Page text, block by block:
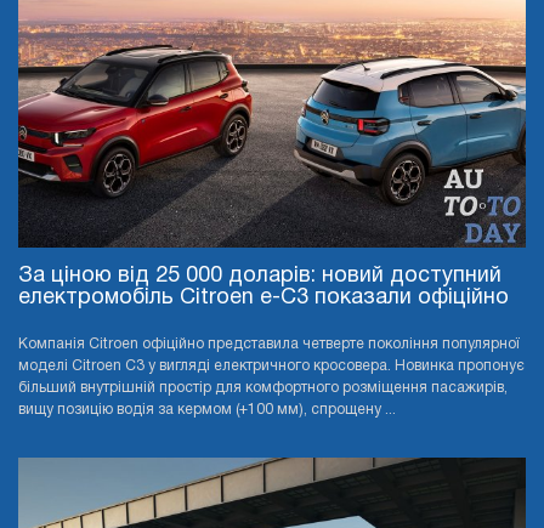
За ціною від 25 000 доларів: новий доступний
електромобіль Citroen e-C3 показали офіційно
Компанія Citroen офіційно представила четверте покоління популярної
моделі Citroen C3 у вигляді електричного кросовера. Новинка пропонує
більший внутрішній простір для комфортного розміщення пасажирів,
вищу позицію водія за кермом (+100 мм), спрощену ...